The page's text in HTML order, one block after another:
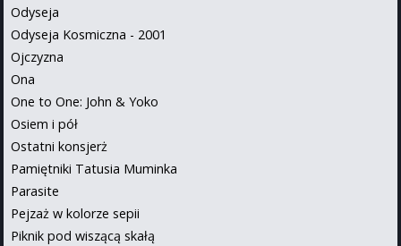
Odyseja
Odyseja Kosmiczna - 2001
Ojczyzna
Ona
One to One: John & Yoko
Osiem i pół
Ostatni konsjerż
Pamiętniki Tatusia Muminka
Parasite
Pejzaż w kolorze sepii
Piknik pod wiszącą skałą